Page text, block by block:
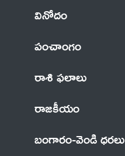
వినోదం
పంచాంగం
రాశి ఫలాలు
రాజకీయం
బంగారం-వెండి ధరలు